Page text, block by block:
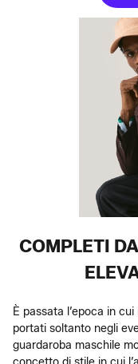
COMPLETI
È passata l’epoca in
portati soltanto negli
guardaroba maschile